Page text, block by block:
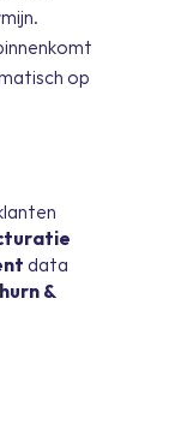
op
data
&